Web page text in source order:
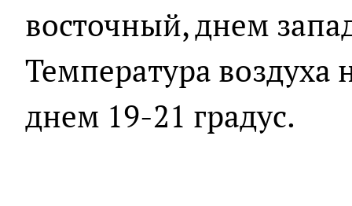
восточный, днем
Температура воздуха
днем 19-21 градус.